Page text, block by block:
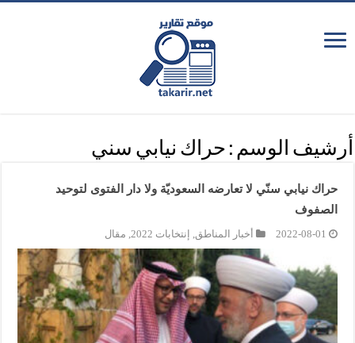
أرشيف الوسم : حراك نيابي سني
حراك نيابي سنّي لا تعارضه السعوديّة ولا دار الفتوى لتوحيد
الصفوف
2022-08-01 أخبار المناطق, إنتخابات 2022 , مقال